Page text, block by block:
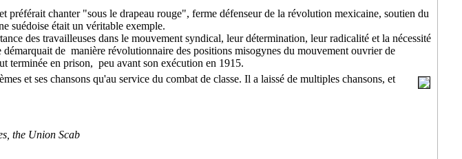
préférait chanter "sous le drapeau rouge", ferme défenseur de la révolution mexicaine, soutien du
suédoise était un véritable exemple.
des travailleuses dans le mouvement syndical, leur détermination, leur radicalité et la nécessité
de manière révolutionnaire des positions misogynes du mouvement ouvrier de
terminée en prison, peu avant son exécution en 1915.
et ses chansons qu'au service du combat de classe. Il a laissé de multiples chansons, et
the Union Scab